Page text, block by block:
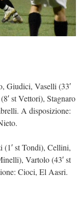
Giudici, Vaselli (33′
st Vettori), Stagnaro
A disposizione:
(1′ st Tondi), Cellini,
Vartolo (43′ st
Cioci, El Aasri.